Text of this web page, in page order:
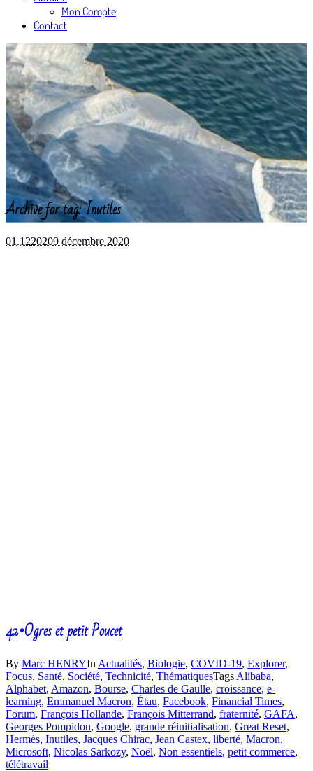
Mon Compte
Contact
Archive for tag: Inutiles
01.1220209 décembre 2020
42•Ogres et petit Poucet
By Marc HENRYIn Actualités, Biologie, COVID-19, Explorer,
Focus, Santé, Société, Technicité, ThématiquesTags Alibaba,
Alphabet, Amazon, Bourse, Charles de Gaulle, croissance, e-
learning, Emmanuel Macron, Étau, Facebook, Financial Times,
Forum, François Hollande, François Mitterrand, fraternité, GAFA,
Georges Pompidou, Google, grande réinitialisation, Great Reset,
Hermès, Inutiles, Jacques Chirac, Jean Castex, liberté, Macron,
Microsoft, Nicolas Sarkozy, Noël, Non essentiels, petit commerce,
télétravail